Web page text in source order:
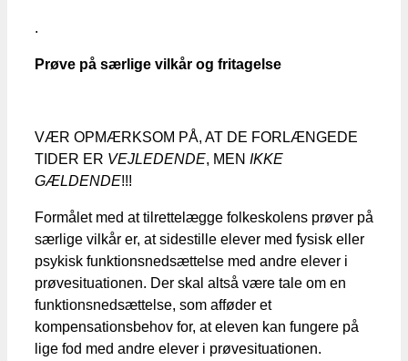
.
Prøve på særlige vilkår og fritagelse
VÆR OPMÆRKSOM PÅ, AT DE FORLÆNGEDE
TIDER ER VEJLEDENDE, MEN IKKE
GÆLDENDE!!!
Formålet med at tilrettelægge folkeskolens prøver på
særlige vilkår er, at sidestille elever med fysisk eller
psykisk funktionsnedsættelse med andre elever i
prøvesituationen. Der skal altså være tale om en
funktionsnedsættelse, som afføder et
kompensationsbehov for, at eleven kan fungere på
lige fod med andre elever i prøvesituationen.